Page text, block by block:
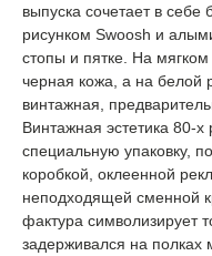
выпуска сочетает в
рисунком Swoosh и
стопы и пятке. На
черная кожа, а на белой
винтажная,
Винтажная эстетика 80-х
специальную упаковку,
коробкой, оклеенной
неподходящей сменной
фактура символизирует
задерживался на полках